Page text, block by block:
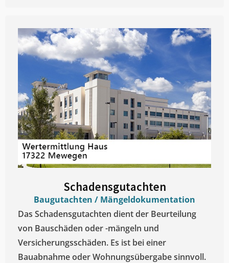
Schadensgutachten
Baugutachten / Mängeldokumentation
Das Schadensgutachten dient der Beurteilung
von Bauschäden oder -mängeln und
Versicherungsschäden. Es ist bei einer
Bauabnahme oder Wohnungsübergabe sinnvoll.